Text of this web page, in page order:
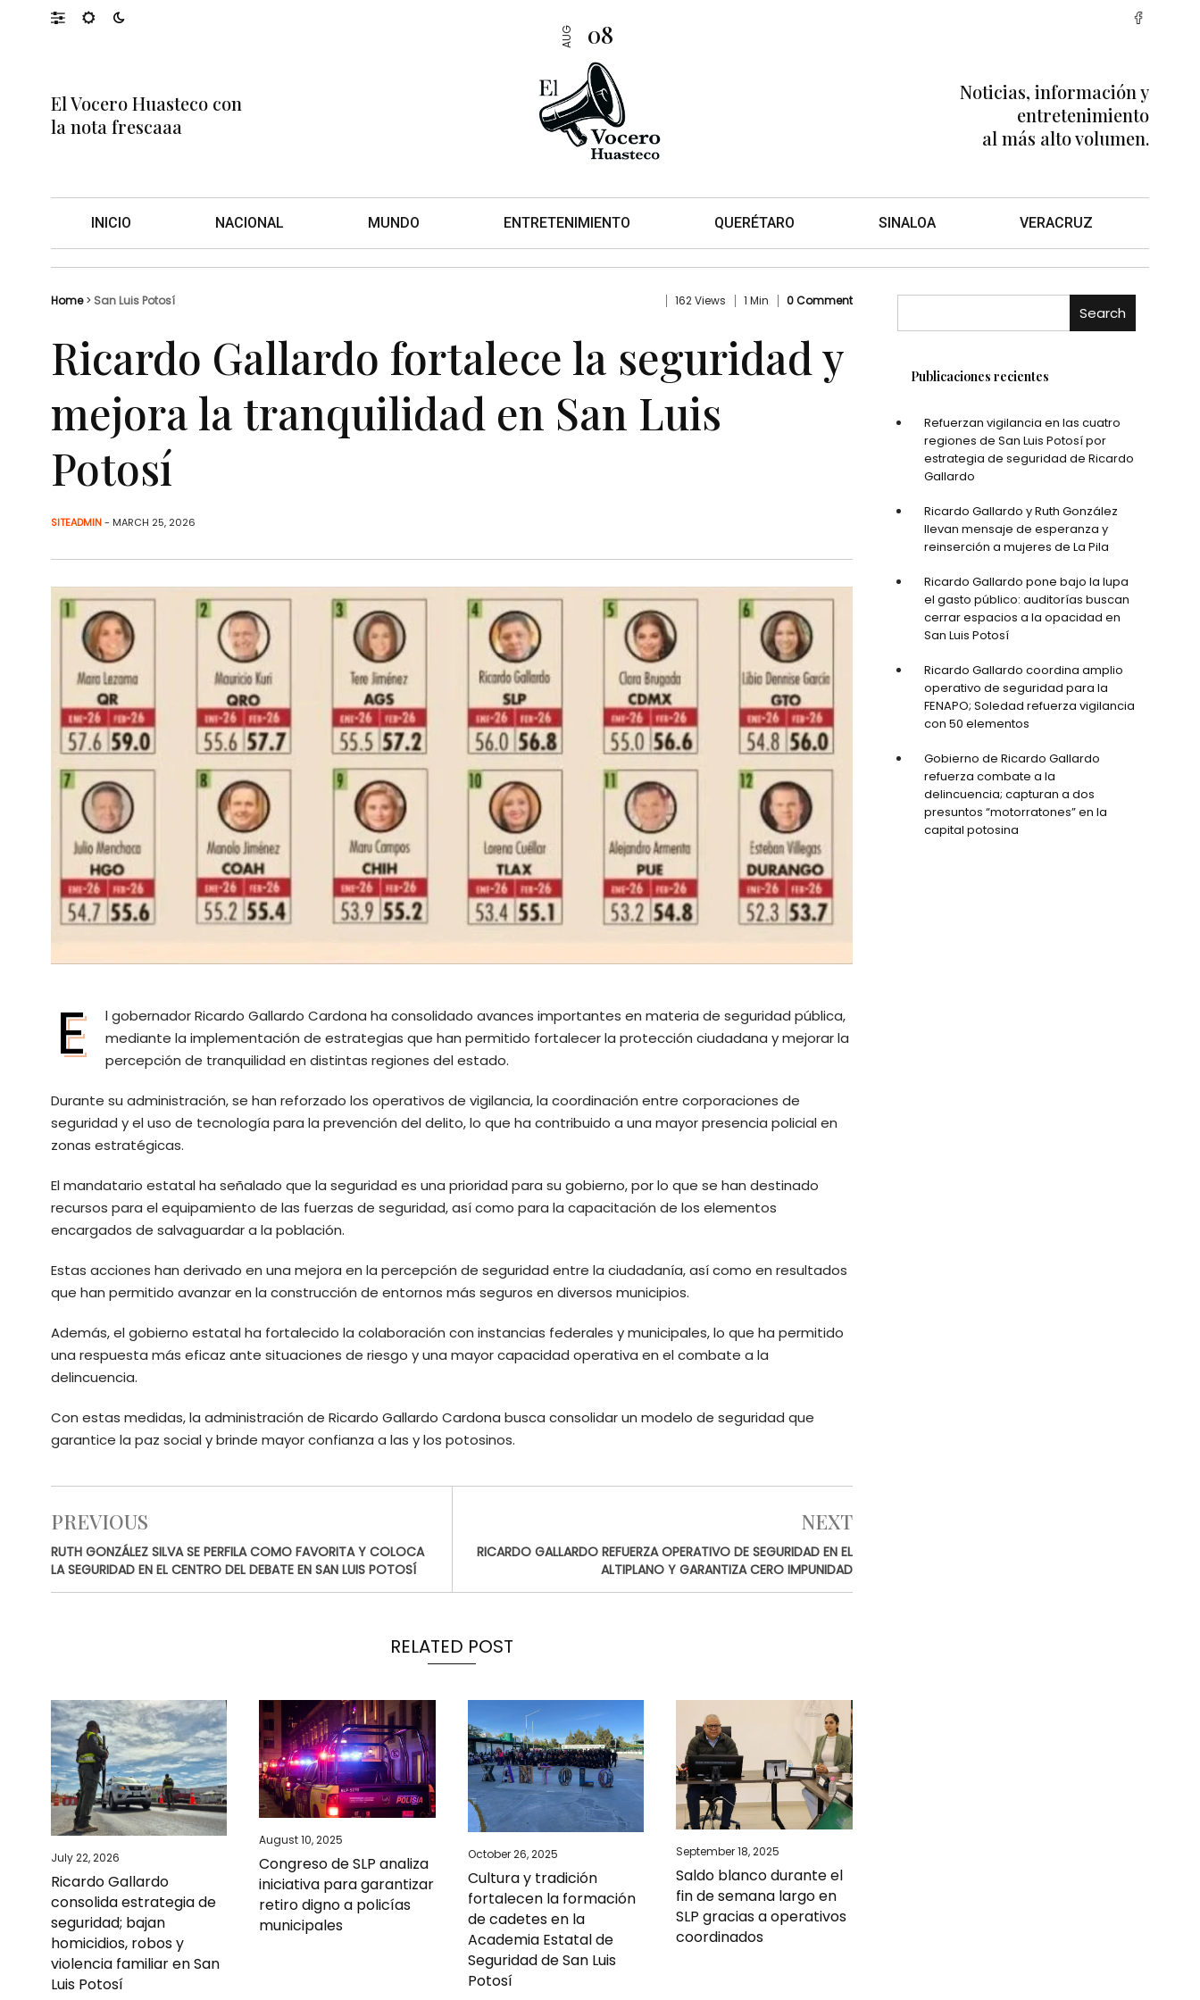
08
AUG
El Vocero Huasteco con
la nota frescaaa
Noticias, información y
entretenimiento
al más alto volumen.
INICIO NACIONAL MUNDO ENTRETENIMIENTO QUERÉTARO SINALOA VERACRUZ
Home> San Luis Potosí 162 Views 1 Min 0 Comment
Ricardo Gallardo fortalece la seguridad y
mejora la tranquilidad en San Luis
Potosí
SITEADMIN- MARCH 25, 2026
E
l gobernador Ricardo Gallardo Cardona ha consolidado avances importantes en materia de seguridad pública,
mediante la implementación de estrategias que han permitido fortalecer la protección ciudadana y mejorar la
percepción de tranquilidad en distintas regiones del estado.
Durante su administración, se han reforzado los operativos de vigilancia, la coordinación entre corporaciones de
seguridad y el uso de tecnología para la prevención del delito, lo que ha contribuido a una mayor presencia policial en
zonas estratégicas.
El mandatario estatal ha señalado que la seguridad es una prioridad para su gobierno, por lo que se han destinado
recursos para el equipamiento de las fuerzas de seguridad, así como para la capacitación de los elementos
encargados de salvaguardar a la población.
Estas acciones han derivado en una mejora en la percepción de seguridad entre la ciudadanía, así como en resultados
que han permitido avanzar en la construcción de entornos más seguros en diversos municipios.
Además, el gobierno estatal ha fortalecido la colaboración con instancias federales y municipales, lo que ha permitido
una respuesta más eficaz ante situaciones de riesgo y una mayor capacidad operativa en el combate a la
delincuencia.
Con estas medidas, la administración de Ricardo Gallardo Cardona busca consolidar un modelo de seguridad que
garantice la paz social y brinde mayor confianza a las y los potosinos.
PREVIOUS
RUTH GONZÁLEZ SILVA SE PERFILA COMO FAVORITA Y COLOCA
LA SEGURIDAD EN EL CENTRO DEL DEBATE EN SAN LUIS POTOSÍ
NEXT
RICARDO GALLARDO REFUERZA OPERATIVO DE SEGURIDAD EN EL
ALTIPLANO Y GARANTIZA CERO IMPUNIDAD
RELATED POST
July 22, 2026
Ricardo Gallardo
consolida estrategia de
seguridad; bajan
homicidios, robos y
violencia familiar en San
Luis Potosí
August 10, 2025
Congreso de SLP analiza
iniciativa para garantizar
retiro digno a policías
municipales
October 26, 2025
Cultura y tradición
fortalecen la formación
de cadetes en la
Academia Estatal de
Seguridad de San Luis
Potosí
September 18, 2025
Saldo blanco durante el
fin de semana largo en
SLP gracias a operativos
coordinados
Search
Publicaciones recientes
Refuerzan vigilancia en las cuatro
regiones de San Luis Potosí por
estrategia de seguridad de Ricardo
Gallardo
Ricardo Gallardo y Ruth González
llevan mensaje de esperanza y
reinserción a mujeres de La Pila
Ricardo Gallardo pone bajo la lupa
el gasto público: auditorías buscan
cerrar espacios a la opacidad en
San Luis Potosí
Ricardo Gallardo coordina amplio
operativo de seguridad para la
FENAPO; Soledad refuerza vigilancia
con 50 elementos
Gobierno de Ricardo Gallardo
refuerza combate a la
delincuencia; capturan a dos
presuntos “motorratones” en la
capital potosina